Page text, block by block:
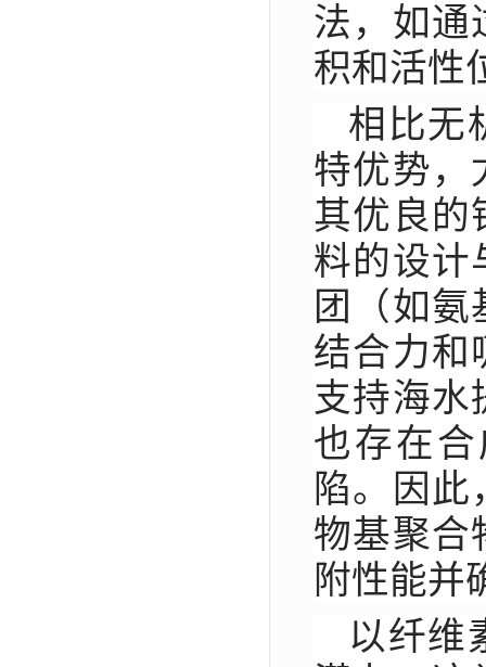
法，如通
积和活性
相比无
特优势，
其优良的
料的设计
团（如
结合力和
支持海水
也存在
陷。因
物基聚合
附性能并
以纤维